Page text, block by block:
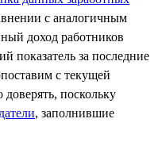
с аналогичным
доход работников
показатель за последние
с текущей
поскольку
, заполнившие